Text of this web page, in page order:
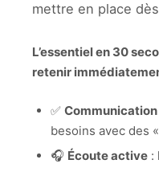
mettre en place
L’essentiel en 30
retenir
✅
besoins avec des
🎧 Écoute active: